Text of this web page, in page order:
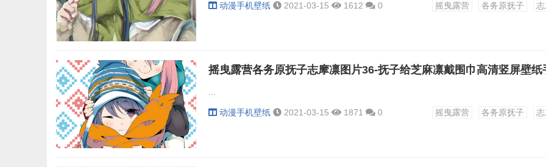
动漫手机壁纸 2021-03-15 1612 0 摇曳露营 各务原抚子
动漫手机壁纸 2021-03-15 1871 0 摇曳露营 各务原抚子